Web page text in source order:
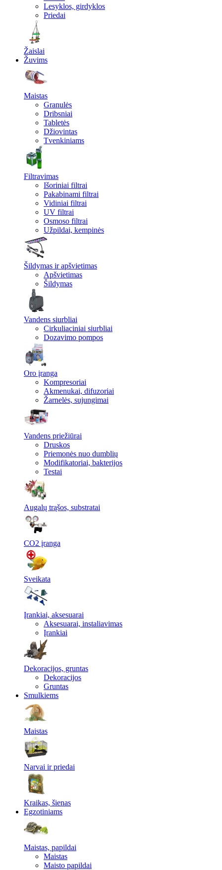
Lesyklos, girdyklos
Priedai
Žaislai
Žuvims
Maistas
Granulės
Dribsniai
Tabletės
Džiovintas
Tvenkiniams
Filtravimas
Išoriniai filtrai
Pakabinami filtrai
Vidiniai filtrai
UV filtrai
Osmoso filtrai
Užpildai, kempinės
Šildymas ir apšvietimas
Apšvietimas
Šildymas
Vandens siurbliai
Cirkuliaciniai siurbliai
Dozavimo pompos
Oro įranga
Kompresoriai
Akmenukai, difuzoriai
Žarnelės, sujungimai
Vandens priežiūrai
Druskos
Priemonės nuo dumblių
Modifikatoriai, bakterijos
Testai
Augalų trąšos, substratai
CO2 įranga
Sveikata
Įrankiai, aksesuarai
Aksesuarai, instaliavimas
Įrankiai
Dekoracijos, gruntas
Dekoracijos
Gruntas
Smulkiems
Maistas
Narvai ir priedai
Kraikas, šienas
Egzotiniams
Maistas, papildai
Maistas
Maisto papildai